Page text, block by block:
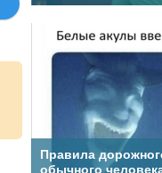
Правила
обычного